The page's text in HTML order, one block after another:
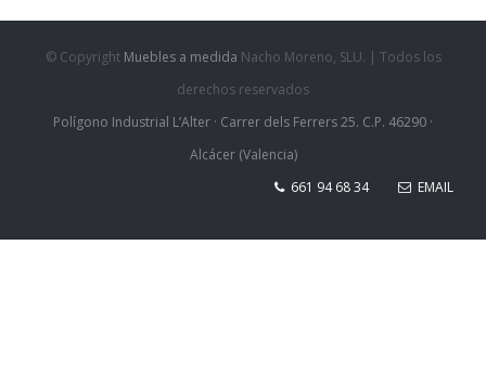
© Copyright Muebles a medida Nacho Moreno, SLU. | Todos los
derechos reservados
Polígono Industrial L’Alter · Carrer dels Ferrers 25. C.P. 46290 ·
Alcácer (Valencia)
661 94 68 34
EMAIL